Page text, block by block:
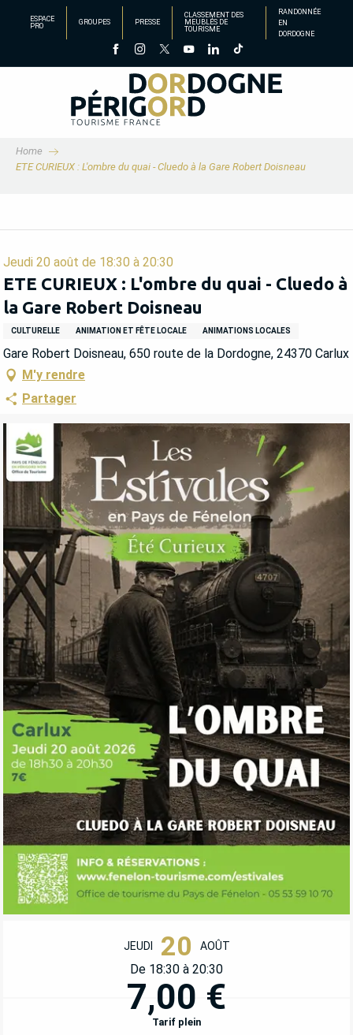
principal
ESPACE
PRO
GROUPES PRESSE
CLASSEMENT DES
MEUBLÉS DE
TOURISME
RANDONNÉE
EN
DORDOGNE
Home
ETE CURIEUX : L'ombre du quai - Cluedo à la Gare Robert Doisneau
Jeudi 20 août de 18:30 à 20:30
ETE CURIEUX : L'ombre du quai - Cluedo à
la Gare Robert Doisneau
CULTURELLE ANIMATION ET FÊTE LOCALE ANIMATIONS LOCALES
Gare Robert Doisneau, 650 route de la Dordogne, 24370 Carlux
M'y rendre
Partager
OUVERTURE ET COORDONNÉES
JEUDI 20 AOÛT
De 18:30 à 20:30
7,00 €
Tarif plein